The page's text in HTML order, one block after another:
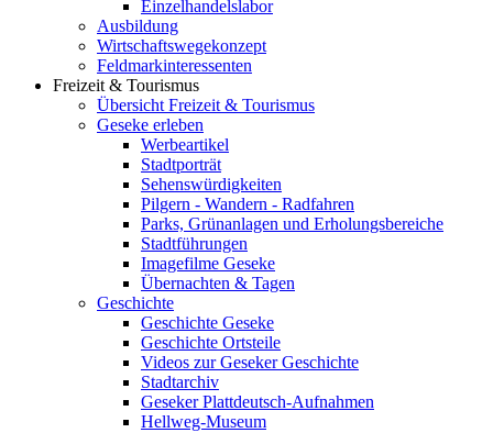
Einzelhandelslabor
Ausbildung
Wirtschaftswegekonzept
Feldmarkinteressenten
Freizeit & Tourismus
Übersicht Freizeit & Tourismus
Geseke erleben
Werbeartikel
Stadtporträt
Sehenswürdigkeiten
Pilgern - Wandern - Radfahren
Parks, Grünanlagen und Erholungsbereiche
Stadtführungen
Imagefilme Geseke
Übernachten & Tagen
Geschichte
Geschichte Geseke
Geschichte Ortsteile
Videos zur Geseker Geschichte
Stadtarchiv
Geseker Plattdeutsch-Aufnahmen
Hellweg-Museum